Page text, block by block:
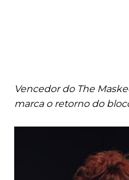
Vencedor do The
marca o retorno do